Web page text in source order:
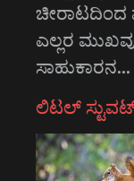
ಚೀರಾಟದಿಂದ
ಎಲ್ಲರ
ಸಾಹುಕಾರನ…
ಲಿಟಲ್